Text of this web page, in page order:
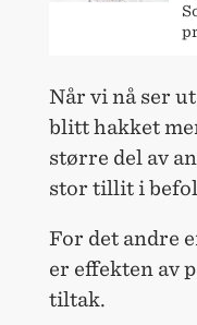
Når vi nå ser
blitt hakket
større del av
stor tillit i
For det andre
er effekten av
tiltak.